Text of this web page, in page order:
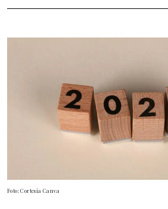
Foto: Cortesía Canva